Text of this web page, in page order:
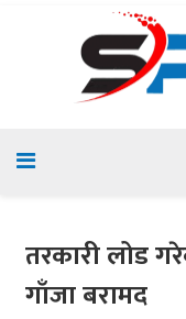
तरकारी लोड
गाँजा बरामद